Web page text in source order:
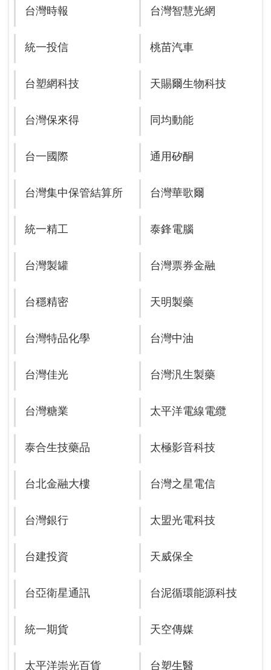
台灣時報 台灣智慧光網
統一投信 桃苗汽車
台塑網科技 天賜爾生物科技
台灣保來得 同均動能
台一國際 通用矽酮
台灣集中保管結算所 台灣華歌爾
統一精工 泰鋒電腦
台灣製罐 台灣票券金融
台穩精密 天明製藥
台灣特品化學 台灣中油
台灣佳光 台灣汎生製藥
台灣糖業 太平洋電線電纜
泰合生技藥品 太極影音科技
台北金融大樓 台灣之星電信
台灣銀行 太盟光電科技
台建投資 天威保全
台亞衛星通訊 台泥循環能源科技
統一期貨 天空傳媒
太平洋崇光百貨 台塑生醫